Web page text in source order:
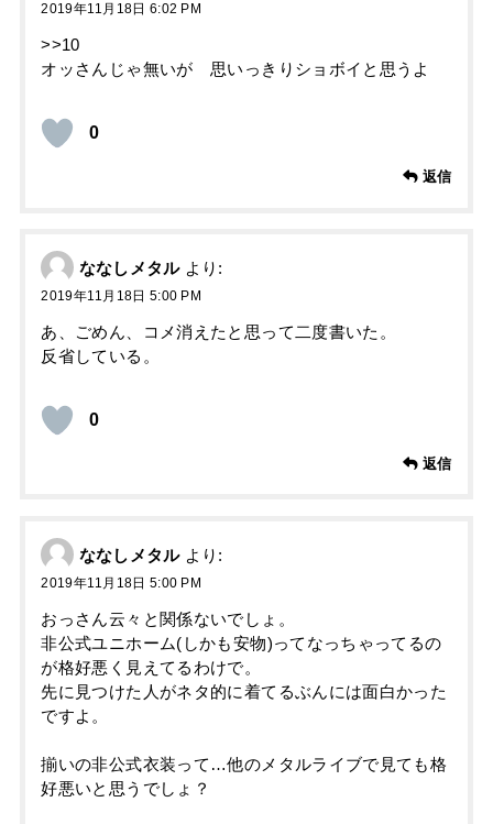
2019年11月18日 6:02 PM
>>10
オッさんじゃ無いが 思いっきりショボイと思うよ
0
返信
ななしメタル より:
2019年11月18日 5:00 PM
あ、ごめん、コメ消えたと思って二度書いた。
反省している。
0
返信
ななしメタル より:
2019年11月18日 5:00 PM
おっさん云々と関係ないでしょ。
非公式ユニホーム(しかも安物)ってなっちゃってるの
が格好悪く見えてるわけで。
先に見つけた人がネタ的に着てるぶんには面白かった
ですよ。
揃いの非公式衣装って…他のメタルライブで見ても格
好悪いと思うでしょ？